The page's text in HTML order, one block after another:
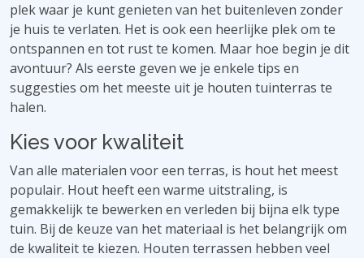
plek waar je kunt genieten van het buitenleven zonder
je huis te verlaten. Het is ook een heerlijke plek om te
ontspannen en tot rust te komen. Maar hoe begin je dit
avontuur? Als eerste geven we je enkele tips en
suggesties om het meeste uit je houten tuinterras te
halen.
Kies voor kwaliteit
Van alle materialen voor een terras, is hout het meest
populair. Hout heeft een warme uitstraling, is
gemakkelijk te bewerken en verleden bij bijna elk type
tuin. Bij de keuze van het materiaal is het belangrijk om
de kwaliteit te kiezen. Houten terrassen hebben veel